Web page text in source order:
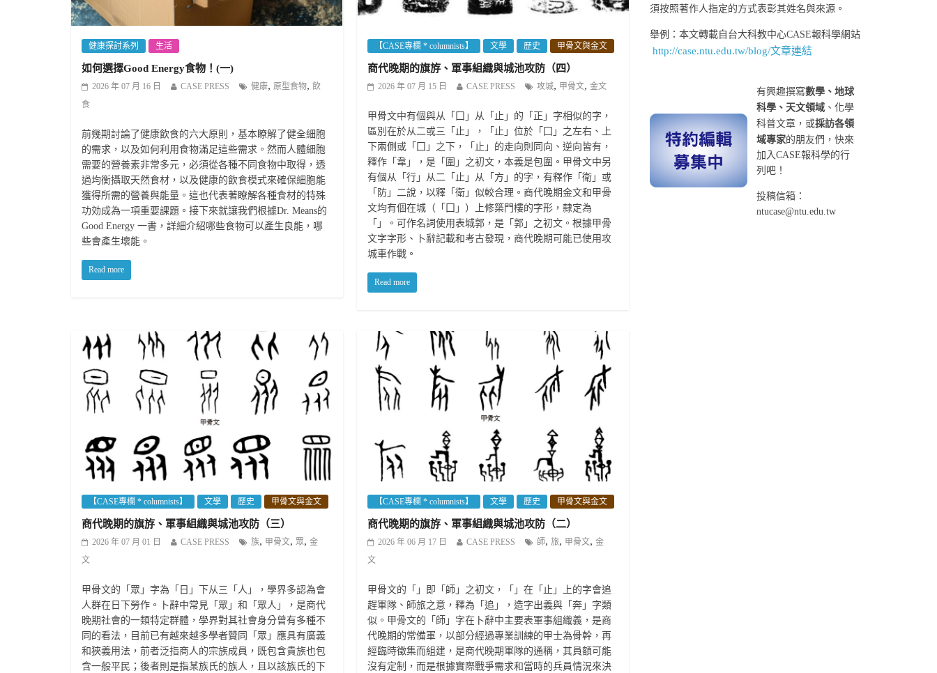
健康探討系列 生活
如何選擇Good Energy食物！(一)
2026 年 07 月 16 日 CASE PRESS 健康, 原型食物, 飲
食
前幾期討論了健康飲食的六大原則，基本瞭解了健全細胞
的需求，以及如何利用食物滿足這些需求。然而人體細胞
需要的營養素非常多元，必須從各種不同食物中取得，透
過均衡攝取天然食材，以及健康的飲食模式來確保細胞能
獲得所需的營養與能量。這也代表著瞭解各種食材的特殊
功効成為一項重要課題。接下來就讓我們根據Dr. Means的
Good Energy 一書，詳細介紹哪些食物可以產生良能，哪
些會產生壞能。
Read more
【CASE專欄 * columnists】 文學 歷史 甲骨文與金文
商代晚期的旗斿、軍事組織與城池攻防（四）
2026 年 07 月 15 日 CASE PRESS 攻城, 甲骨文,金文
甲骨文中有個與从「囗」从「止」的「正」字相似的字，
區別在於从二或三「止」，「止」位於「囗」之左右、上
下兩側或「囗」之下，「止」的走向則同向、逆向皆有，
釋作「韋」，是「圍」之初文，本義是包圍。甲骨文中另
有個从「行」从二「止」从「方」的字，有釋作「衛」或
「防」二說，以釋「衛」似較合理。商代晚期金文和甲骨
文均有個在城（「囗」）上修築門樓的字形，隸定為
「」。可作名詞使用表城郭，是「郭」之初文。根據甲骨
文字字形、卜辭記載和考古發現，商代晚期可能已使用攻
城車作戰。
Read more
【CASE專欄 * columnists】 文學 歷史 甲骨文與金文
商代晚期的旗斿、軍事組織與城池攻防（三）
2026 年 07 月 01 日 CASE PRESS 族, 甲骨文, 眾, 金
文
甲骨文的「眾」字為「日」下从三「人」，學界多認為會
人群在日下勞作。卜辭中常見「眾」和「眾人」，是商代
晚期社會的一類特定群體，學界對其社會身分曾有多種不
同的看法，目前已有越來越多學者贊同「眾」應具有廣義
和狹義用法，前者泛指商人的宗族成員，既包含貴族也包
含一般平民；後者則是指某族氏的族人，且以該族氏的下
【CASE專欄 * columnists】 文學 歷史 甲骨文與金文
商代晚期的旗斿、軍事組織與城池攻防（二）
2026 年 06 月 17 日 CASE PRESS 師,旅, 甲骨文,金
文
甲骨文的「」即「師」之初文，「」在「止」上的字會追
趕軍隊、師旅之意，釋為「追」，造字出義與「奔」字類
似。甲骨文的「師」字在卜辭中主要表軍事組織義，是商
代晚期的常備軍，以部分經過專業訓練的甲士為骨幹，再
經臨時徵集而組建，是商代晚期軍隊的通稱，其員額可能
沒有定制，而是根據實際戰爭需求和當時的兵員情況來決
須按照著作人指定的方式表彰其姓名與來源。
舉例：本文轉載自台大科教中心CASE報科學網站
http://case.ntu.edu.tw/blog/文章連結
有興趣撰寫數學、地球
科學、天文領域 、化學
科普文章，或採訪各領
域專家的朋友們，快來
加入CASE報科學的行
列吧！
投稿信箱：
ntucase@ntu.edu.tw